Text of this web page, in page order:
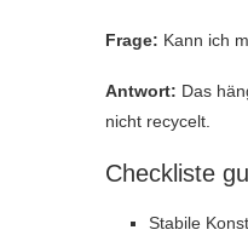
Frage: Kann ich
Antwort: Das
nicht recycelt.
Checkliste
Stabile